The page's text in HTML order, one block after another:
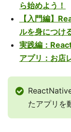
ら始めよう！
【入門編】
ルを身につけ
実践編：
アプリ：お店
たアプリを